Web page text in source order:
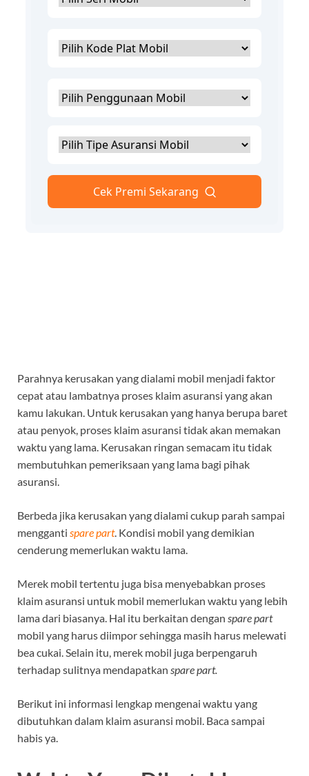
Parahnya kerusakan yang dialami mobil menjadi faktor
cepat atau lambatnya proses klaim asuransi yang akan
kamu lakukan. Untuk kerusakan yang hanya berupa baret
atau penyok, proses klaim asuransi tidak akan memakan
waktu yang lama. Kerusakan ringan semacam itu tidak
membutuhkan pemeriksaan yang lama bagi pihak
asuransi.
Berbeda jika kerusakan yang dialami cukup parah sampai
mengganti spare part. Kondisi mobil yang demikian
cenderung memerlukan waktu lama.
Merek mobil tertentu juga bisa menyebabkan proses
klaim asuransi untuk mobil memerlukan waktu yang lebih
lama dari biasanya. Hal itu berkaitan dengan spare part
mobil yang harus diimpor sehingga masih harus melewati
bea cukai. Selain itu, merek mobil juga berpengaruh
terhadap sulitnya mendapatkan spare part.
Berikut ini informasi lengkap mengenai waktu yang
dibutuhkan dalam klaim asuransi mobil. Baca sampai
habis ya.